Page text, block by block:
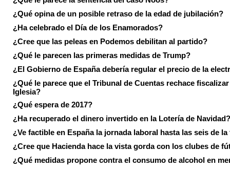
¿Qué opina de un posible retraso de la edad de jubilación?
¿Ha celebrado el Día de los Enamorados?
¿Cree que las peleas en Podemos debilitan al partido?
¿Qué le parecen las primeras medidas de Trump?
¿El Gobierno de España debería regular el precio de la
¿Qué le parece que el Tribunal de Cuentas rechace fiscalizar
Iglesia?
¿Qué espera de 2017?
¿Ha recuperado el dinero invertido en la Lotería de Navidad?
¿Ve factible en España la jornada laboral hasta las seis de la
¿Cree que Hacienda hace la vista gorda con los clubes de
¿Qué medidas propone contra el consumo de alcohol en